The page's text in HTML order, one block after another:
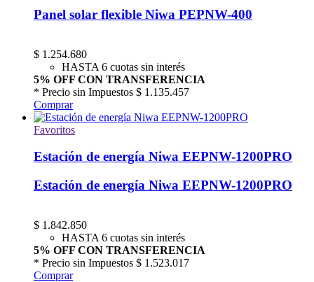
Panel solar flexible Niwa PEPNW-400
$ 1.254.680
HASTA 6 cuotas sin interés
5% OFF CON TRANSFERENCIA
* Precio sin Impuestos $ 1.135.457
Comprar
Favoritos
Estación de energía Niwa EEPNW-1200PRO
Estación de energía Niwa EEPNW-1200PRO
$ 1.842.850
HASTA 6 cuotas sin interés
5% OFF CON TRANSFERENCIA
* Precio sin Impuestos $ 1.523.017
Comprar